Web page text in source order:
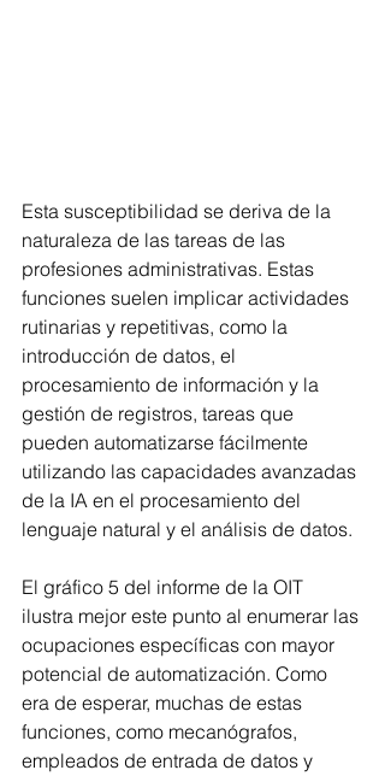
Esta susceptibilidad se deriva de la
naturaleza de las tareas de las
profesiones administrativas. Estas
funciones suelen implicar actividades
rutinarias y repetitivas, como la
introducción de datos, el
procesamiento de información y la
gestión de registros, tareas que
pueden automatizarse fácilmente
utilizando las capacidades avanzadas
de la IA en el procesamiento del
lenguaje natural y el análisis de datos.
El gráfico 5 del informe de la OIT
ilustra mejor este punto al enumerar las
ocupaciones específicas con mayor
potencial de automatización. Como
era de esperar, muchas de estas
funciones, como mecanógrafos,
empleados de entrada de datos y